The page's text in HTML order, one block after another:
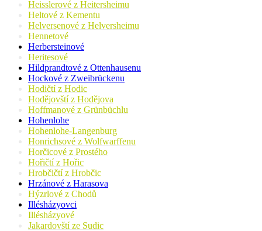
Heisslerové z Heitersheimu
Heltové z Kementu
Helversenové z Helversheimu
Hennetové
Herbersteinové
Heritesové
Hildprandtové z Ottenhausenu
Hockové z Zweibrückenu
Hodičtí z Hodic
Hodějovští z Hodějova
Hoffmanové z Grünbüchlu
Hohenlohe
Hohenlohe-Langenburg
Honrichsové z Wolfwarffenu
Horčicové z Prostého
Hořičtí z Hořic
Hrobčičtí z Hrobčic
Hrzánové z Harasova
Hýzrlové z Chodů
Illésházyovci
Illésházyové
Jakardovští ze Sudic